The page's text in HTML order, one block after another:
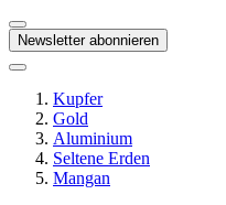
Newsletter abonnieren
Kupfer
Gold
Aluminium
Seltene Erden
Mangan